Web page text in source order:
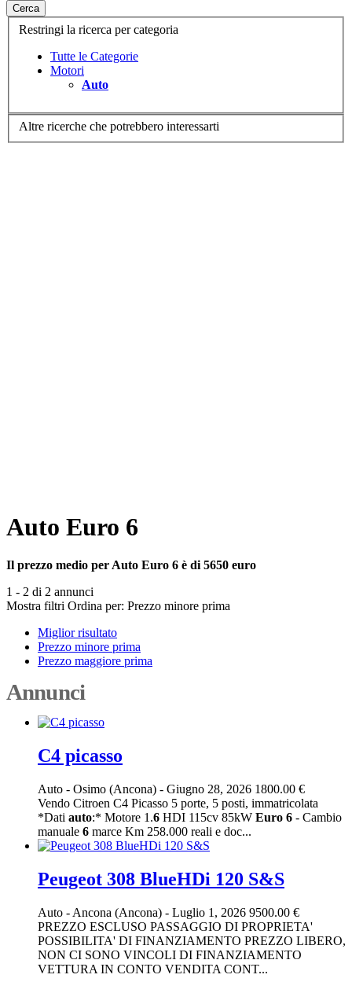
Cerca
Restringi la ricerca per categoria
Tutte le Categorie
Motori
Auto
Altre ricerche che potrebbero interessarti
Auto Euro 6
Il prezzo medio per Auto Euro 6 è di 5650 euro
1 - 2 di 2 annunci
Mostra filtri Ordina per: Prezzo minore prima
Miglior risultato
Prezzo minore prima
Prezzo maggiore prima
Annunci
C4 picasso
Auto - Osimo (Ancona) - Giugno 28, 2026 1800.00 €
Vendo Citroen C4 Picasso 5 porte, 5 posti, immatricolata
*Dati auto:* Motore 1.6 HDI 115cv 85kW Euro 6 - Cambio
manuale 6 marce Km 258.000 reali e doc...
Peugeot 308 BlueHDi 120 S&S
Auto - Ancona (Ancona) - Luglio 1, 2026 9500.00 €
PREZZO ESCLUSO PASSAGGIO DI PROPRIETA'
POSSIBILITA' DI FINANZIAMENTO PREZZO LIBERO,
NON CI SONO VINCOLI DI FINANZIAMENTO
VETTURA IN CONTO VENDITA CONT...